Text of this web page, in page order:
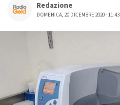
Redazione
DOMENICA, 20 DICEMBRE 2020 - 11:43